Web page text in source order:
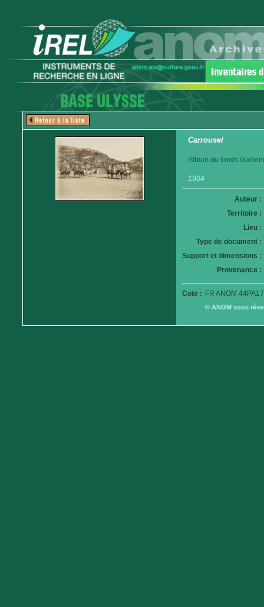
Carrousel
Album du fonds
1904
Auteur :
Territoire :
Lieu :
Type de document :
Support et dimensions :
Provenance :
Cote : FR ANOM
© ANOM sous